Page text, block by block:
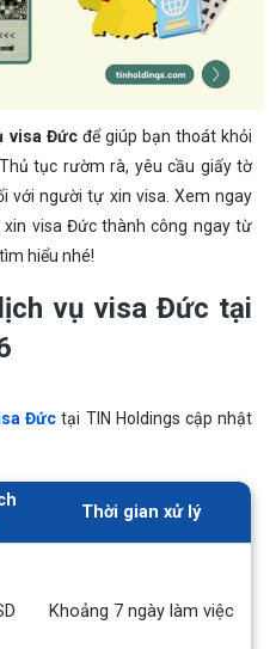
visa Đứcđể giúp bạn thoát khỏi
tục rườm rà, yêu cầu giấy tờ
với người tự xin visa. Xem ngay
visa Đức thành công ngay từ
hiểu nhé!
vụ visa Đức tại
Đức tại TIN Holdings cập nhật
Thời gian xử lý
Khoảng 7 ngày làm việc